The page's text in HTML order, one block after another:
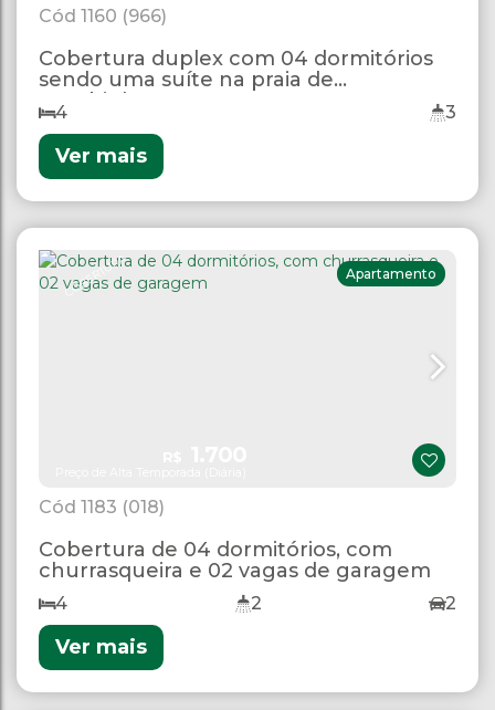
1160 (966)
Cobertura duplex com 04 dormitórios
sendo uma suíte na praia de
Bombinhas.
4 3
Ver mais
COBERTURA
1183 (018)
Apartamento
Cobertura de 04 dormitórios, com
churrasqueira e 02 vagas de garagem
4 2 2
Ver mais